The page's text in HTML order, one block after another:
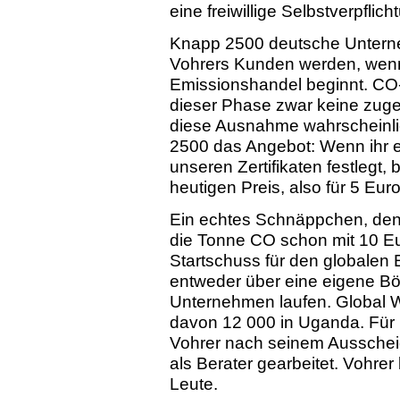
eine freiwillige
Knapp 2500 deutsche
Vohrers Kunden werden,
Emissionshandel beginnt.
dieser Phase zwar keine
diese Ausnahme
2500 das Angebot: Wenn ihr
unseren Zertifikaten festlegt,
heutigen Preis, also für 5
Ein echtes Schnäppchen,
die Tonne CO schon mit 10
Startschuss für den globalen
entweder über eine eigene
Unternehmen laufen. Global
davon 12 000 in Uganda.
Vohrer nach seinem
als Berater gearbeitet.
Leute.